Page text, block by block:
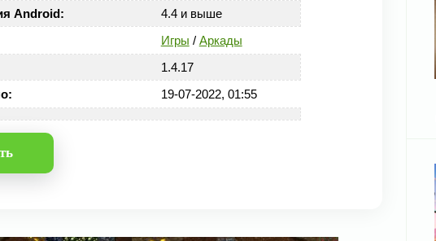
Android:
4.4 и выше
Игры / Аркады
1.4.17
19-07-2022, 01:55